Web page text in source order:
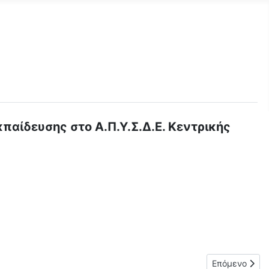
στο Α.Π.Υ.Σ.Δ.Ε. Κεντρικής
ΕΝΔΙΑΦΕΡΟΝΤΟΣ ΓΙΑ ΠΛΗΡΩΣΗ ΘΕΣΕΩΝ ΜΕ ΕΠΙΛΟΓΗ
Επόμενο
Επόμενο